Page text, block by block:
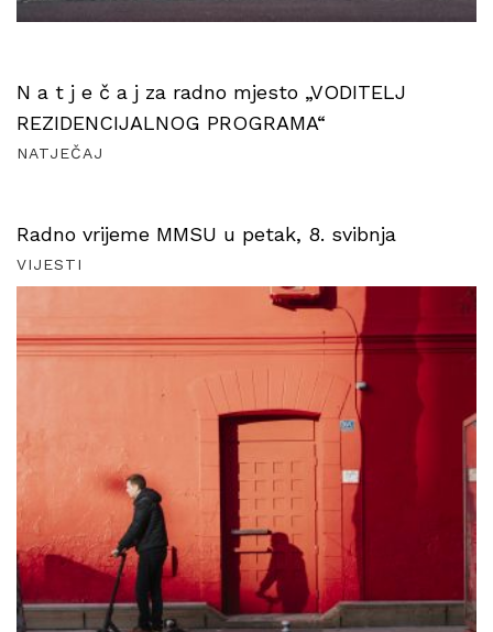
N a t j e č a j za radno mjesto „VODITELJ
REZIDENCIJALNOG PROGRAMA“
NATJEČAJ
Radno vrijeme MMSU u petak, 8. svibnja
VIJESTI